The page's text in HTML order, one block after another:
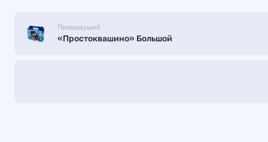
Предыдущий
«Простоквашино» Большой